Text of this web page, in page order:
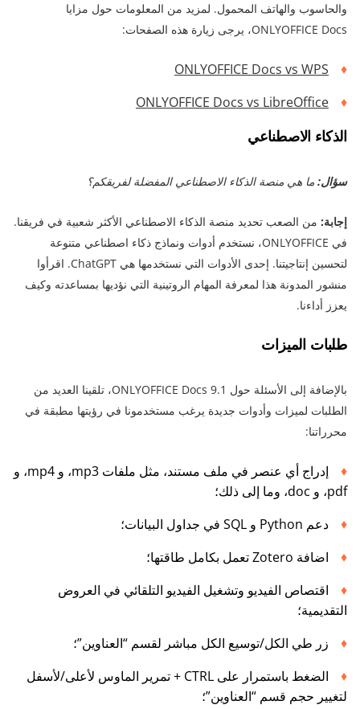
والحاسوب والهاتف المحمول. لمزيد من المعلومات حول مزايا
ONLYOFFICE Docs، يرجى زيارة هذه الصفحات:
ONLYOFFICE Docs vs WPS
ONLYOFFICE Docs vs LibreOffice
الذكاء الاصطناعي
سؤال: ما هي منصة الذكاء الاصطناعي المفضلة لفريقكم؟
إجابة: من الصعب تحديد منصة الذكاء الاصطناعي الأكثر شعبية في فريقنا.
في ONLYOFFICE، نستخدم أدوات ونماذج ذكاء اصطناعي متنوعة
لتحسين إنتاجيتنا. إحدى الأدوات التي نستخدمها هي ChatGPT. اقرأوا
منشور المدونة هذا لمعرفة المهام الروتينية التي نؤديها بمساعدته وكيف
يعزز أداءنا.
طلبات الميزات
بالإضافة إلى الأسئلة حول ONLYOFFICE Docs 9.1، تلقينا العديد من
الطلبات لميزات وأدوات جديدة يرغب مستخدمونا في رؤيتها مطبقة في
محرراتنا:
إدراج أي عنصر في ملف مستند، مثل ملفات mp3، و mp4، و
pdf، و doc، وما إلى ذلك؛
دعم Python و SQL في جداول البيانات؛
اضافة Zotero تعمل بكامل طاقتها؛
اقتصاص الفيديو وتشغيل الفيديو التلقائي في العروض
التقديمية؛
زر طي الكل/توسيع الكل مباشر لقسم “العناوين”؛
الضغط باستمرار على CTRL + تمرير الماوس لأعلى/لأسفل
لتغيير حجم قسم “العناوين”؛